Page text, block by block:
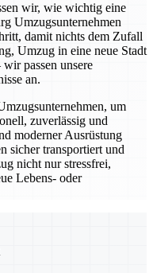
wir, wie wichtig eine
Umzugsunternehmen
damit nichts dem Zufall
Umzug in eine neue Stadt
passen unsere
an.
um
zuverlässig und
moderner Ausrüstung
sicher transportiert und
nicht nur stressfrei,
Lebens- oder